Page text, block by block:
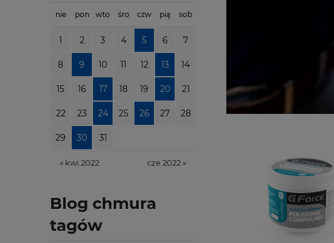
nie pon wto śro czw pią sob
1 2 3 4 5 6 7
8 9 10 11 12 13 14
15 16 17 18 19 20 21
22 23 24 25 26 27 28
29 30 31
« kwi 2022 cze 2022 »
Blog chmura
tagów